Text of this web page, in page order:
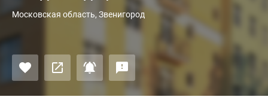
Московская область, Звенигород